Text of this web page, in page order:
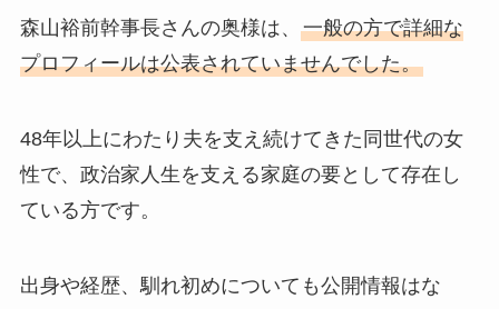
森山裕前幹事長さんの奥様は、 一般の方で詳細な
プロフィールは公表されていませんでした。
48年以上にわたり夫を支え続けてきた同世代の女
性で、政治家人生を支える家庭の要として存在し
ている方です。
出身や経歴、馴れ初めについても公開情報はな